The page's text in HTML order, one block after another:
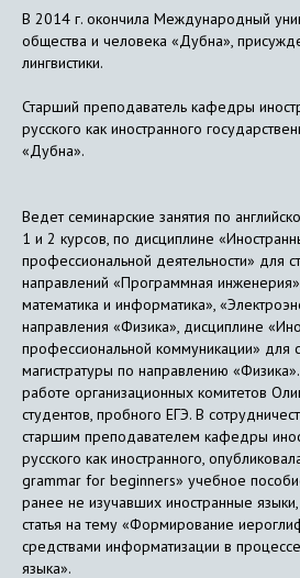
В 2014 г. окончила Международный
общества и человека «Дубна»,
лингвистики.
Старший преподаватель кафедры
русского как иностранного
«Дубна».
Ведет семинарские занятия по
1 и 2 курсов, по дисциплине
профессиональной деятельности» для
направлений «Программная
математика и информатика»,
направления «Физика», дисциплине
профессиональной коммуникации» для
магистратуры по направлению
работе организационных комитетов
студентов, пробного ЕГЭ. В
старшим преподавателем кафедры
русского как иностранного,
grammar for beginners» учебное
ранее не изучавших иностранные языки,
статья на тему «Формирование
средствами информатизации в процессе
языка».